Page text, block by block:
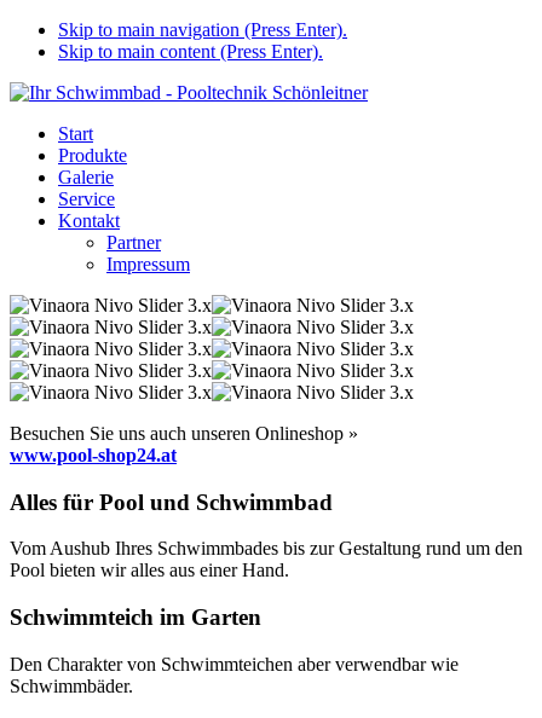
Skip to main navigation (Press Enter).
Skip to main content (Press Enter).
Start
Produkte
Galerie
Service
Kontakt
Partner
Impressum
Besuchen Sie uns auch unseren Onlineshop »
www.pool-shop24.at
Alles für Pool und Schwimmbad
Vom Aushub Ihres Schwimmbades bis zur Gestaltung rund um den
Pool bieten wir alles aus einer Hand.
Schwimmteich im Garten
Den Charakter von Schwimmteichen aber verwendbar wie
Schwimmbäder.